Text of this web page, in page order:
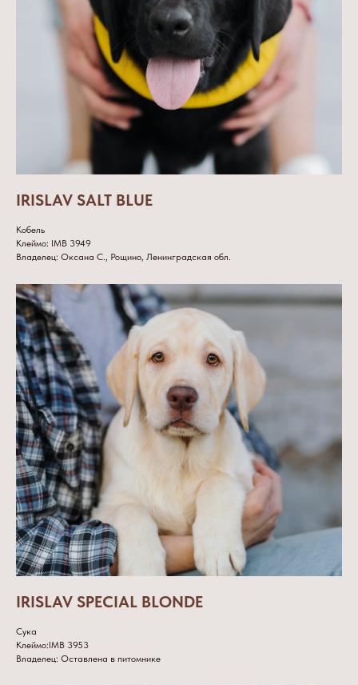
IRISLAV SALT BLUE
Кобель
Клеймо: IMB 3949
Владелец: Оксана С., Рощино, Ленинградская обл.
IRISLAV SPECIAL BLONDE
Сука
Клеймо:IMB 3953
Владелец: Оставлена в питомнике